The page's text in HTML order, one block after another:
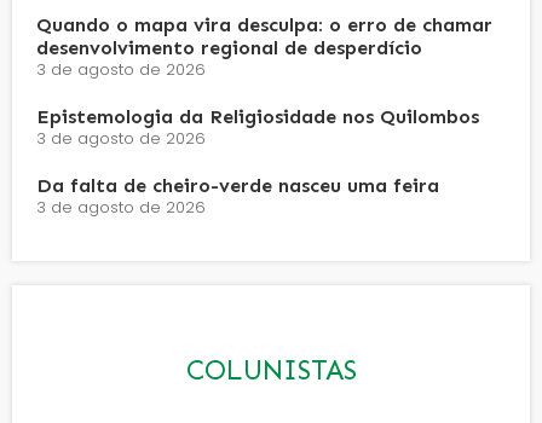
Quando o mapa vira desculpa: o erro de chamar
desenvolvimento regional de desperdício
3 de agosto de 2026
Epistemologia da Religiosidade nos Quilombos
3 de agosto de 2026
Da falta de cheiro-verde nasceu uma feira
3 de agosto de 2026
COLUNISTAS